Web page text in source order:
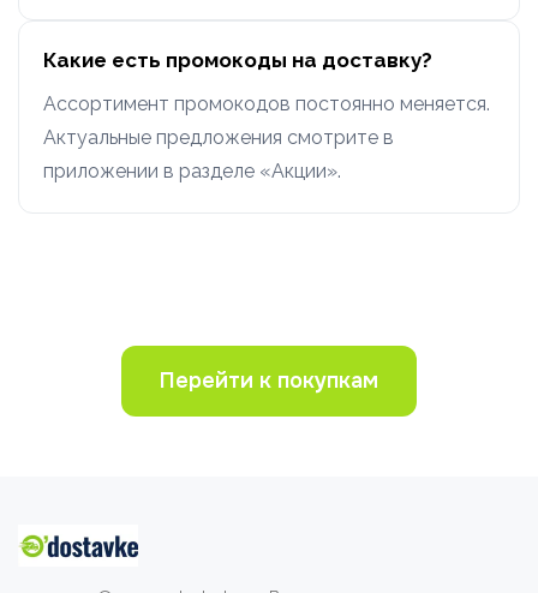
Какие есть промокоды на доставку?
Ассортимент промокодов постоянно меняется.
Актуальные предложения смотрите в
приложении в разделе «Акции».
Перейти к покупкам